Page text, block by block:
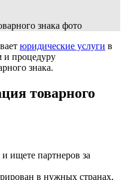
юридические услуги в
и процедуру
знака.
товарного
ищете партнеров за
в нужных странах,